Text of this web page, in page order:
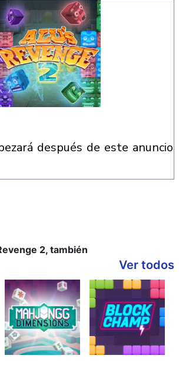
después de este anuncio
2, también
Ver todos